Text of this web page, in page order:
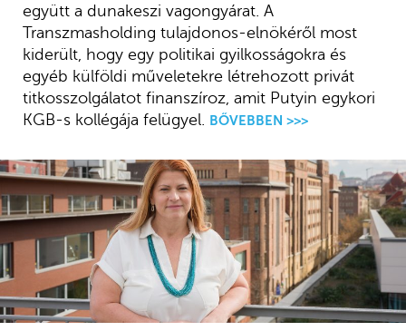
együtt a dunakeszi vagongyárat. A
Transzmasholding tulajdonos-elnökéről most
kiderült, hogy egy politikai gyilkosságokra és
egyéb külföldi műveletekre létrehozott privát
titkosszolgálatot finanszíroz, amit Putyin egykori
KGB-s kollégája felügyel.
BŐVEBBEN >>>